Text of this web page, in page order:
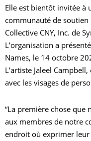
Elle est bientôt invitée à
communauté de
Collective CNY, Inc. de
L’organisation a
Names, le 14 octobre
L’artiste Jaleel
avec les visages de
“La première chose
aux membres de notre
endroit où exprimer leur